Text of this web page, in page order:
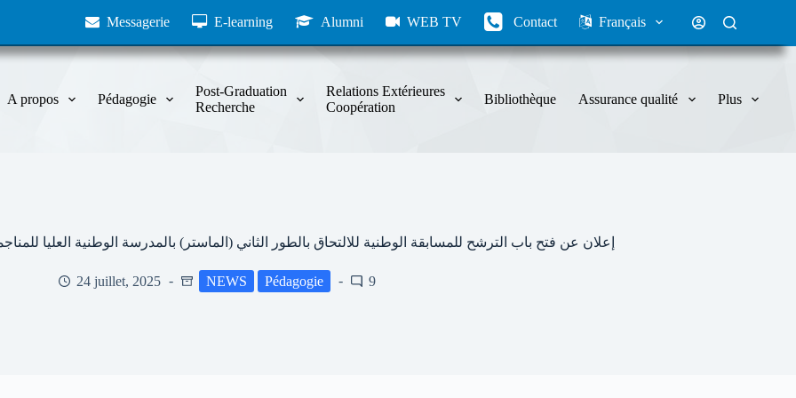
Messagerie E-learning Alumni WEB TV Contact Français
A propos Pédagogie
Post-Graduation
Recherche
Relations Extérieures
Coopération
Bibliothèque Assurance qualité Plus
إعلان عن فتح باب الترشح للمسابقة الوطنية للالتحاق بالطور الثاني (الماستر) بالمدرسة الوطنية العليا للمناجمنت
24 juillet, 2025 NEWS Pédagogie 9